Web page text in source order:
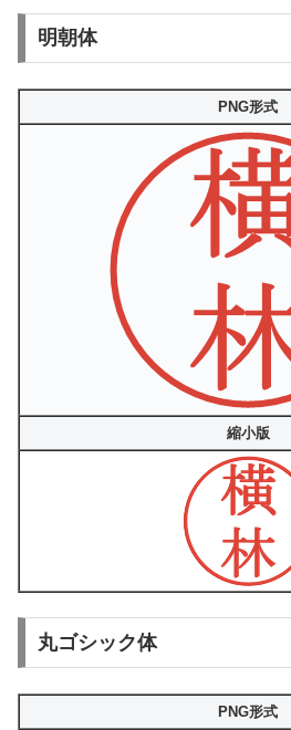
明朝体
PNG形式
縮小版
丸ゴシック体
PNG形式